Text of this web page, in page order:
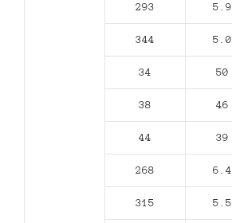
293 5.9
344 5.0
34 50
38 46
44 39
268 6.4
315 5.5